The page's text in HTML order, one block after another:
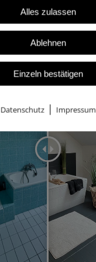
Alles zulassen
Ablehnen
Einzeln bestätigen
Datenschutz| Impressum